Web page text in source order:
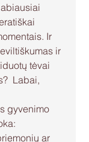
Ir
ir
tėvai
Labai,
gyvenimo
ar